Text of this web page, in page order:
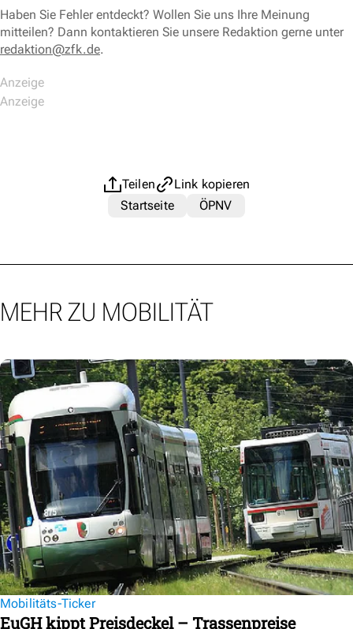
Haben Sie Fehler entdeckt? Wollen Sie uns Ihre Meinung
mitteilen? Dann kontaktieren Sie unsere Redaktion gerne unter
redaktion@zfk.de.
Teilen
Link kopieren
Startseite
ÖPNV
MEHR ZU MOBILITÄT
Mobilitäts-Ticker
EuGH kippt Preisdeckel – Trassenpreise